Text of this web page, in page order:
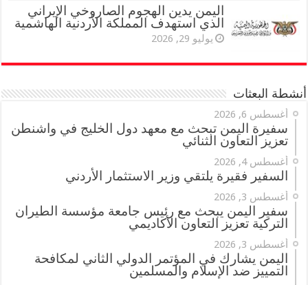
اليمن يدين الهجوم الصاروخي الإيراني
الذي استهدف المملكة الأردنية الهاشمية
يوليو 29, 2026
أنشطة البعثات
أغسطس 6, 2026
سفيرة اليمن تبحث مع معهد دول الخليج في واشنطن
تعزيز التعاون الثنائي
أغسطس 4, 2026
السفير فقيرة يلتقي وزير الاستثمار الأردني
أغسطس 3, 2026
سفير اليمن يبحث مع رئيس جامعة مؤسسة الطيران
التركية تعزيز التعاون الأكاديمي
أغسطس 3, 2026
اليمن يشارك في المؤتمر الدولي الثاني لمكافحة
التمييز ضد الإسلام والمسلمين